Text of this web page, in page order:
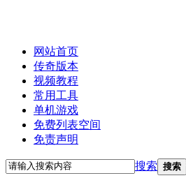
网站首页
传奇版本
视频教程
常用工具
单机游戏
免费列表空间
免责声明
搜索 搜索